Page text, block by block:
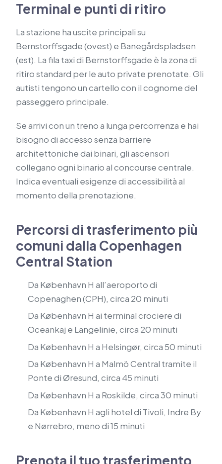
Terminal e punti di ritiro
La stazione ha uscite principali su
Bernstorffsgade (ovest) e Banegårdspladsen
(est). La fila taxi di Bernstorffsgade è la zona di
ritiro standard per le auto private prenotate. Gli
autisti tengono un cartello con il cognome del
passeggero principale.
Se arrivi con un treno a lunga percorrenza e hai
bisogno di accesso senza barriere
architettoniche dai binari, gli ascensori
collegano ogni binario al concourse centrale.
Indica eventuali esigenze di accessibilità al
momento della prenotazione.
Percorsi di trasferimento più
comuni dalla Copenhagen
Central Station
Da København H all’aeroporto di
Copenaghen (CPH), circa 20 minuti
Da København H ai terminal crociere di
Oceankaj e Langelinie, circa 20 minuti
Da København H a Helsingør, circa 50 minuti
Da København H a Malmö Central tramite il
Ponte di Øresund, circa 45 minuti
Da København H a Roskilde, circa 30 minuti
Da København H agli hotel di Tivoli, Indre By
e Nørrebro, meno di 15 minuti
Prenota il tuo trasferimento